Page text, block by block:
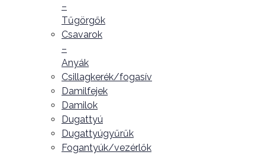
–
Tűgörgők
Csavarok
–
Anyák
Csillagkerék/fogasív
Damilfejek
Damilok
Dugattyú
Dugattyúgyűrűk
Fogantyúk/vezérlők